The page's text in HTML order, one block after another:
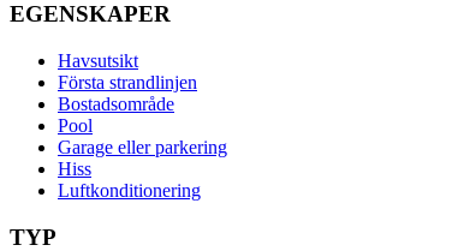
EGENSKAPER
Havsutsikt
Första strandlinjen
Bostadsområde
Pool
Garage eller parkering
Hiss
Luftkonditionering
TYP